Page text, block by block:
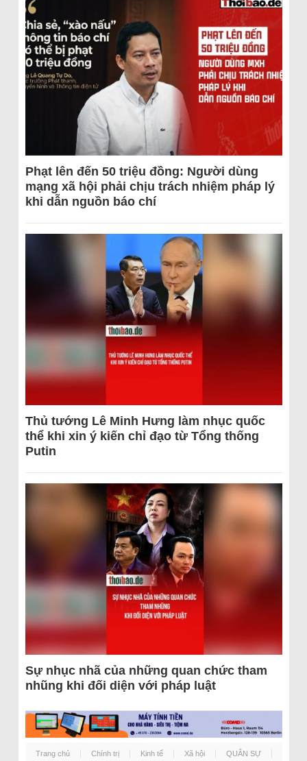
Phạt lên đến 50 triệu đồng: Người dùng
mạng xã hội phải chịu trách nhiệm pháp lý
khi dẫn nguồn báo chí
Thủ tướng Lê Minh Hưng làm nhục quốc
thể khi xin ý kiến chỉ đạo từ Tổng thống
Putin
Sự nhục nhã của những quan chức tham
nhũng khi đối diện với pháp luật
Trang chủ Chính trị Kinh tế Xã hội QUÂN SỰ